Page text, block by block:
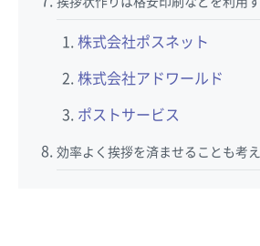
株式会社ポスネット
株式会社アドワールド
ポストサービス
効率よく挨拶を済ませることも考